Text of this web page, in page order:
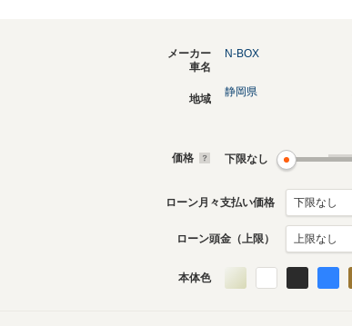
N-BOXのカタログを見る
メーカー
車名
N-BOX
地域
静岡県
価格 下限なし
ローン月々支払い価格
ローン頭金（上限）
本体色